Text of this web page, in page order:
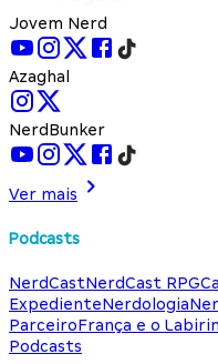
Jovem Nerd
Azaghal
NerdBunker
Ver mais
Podcasts
NerdCastNerdCast RPG
ExpedienteNerdologia
ParceiroFrança e o
Podcasts